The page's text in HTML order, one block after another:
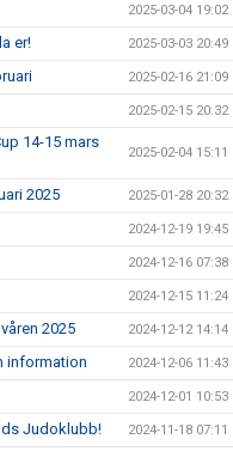
2025-03-04 19:02
er! 2025-03-03 20:49
2025-02-16 21:09
2025-02-15 20:32
14-15 mars
2025-02-04 15:11
2025 2025-01-28 20:32
2024-12-19 19:45
2024-12-16 07:38
2024-12-15 11:24
2025 2024-12-12 14:14
information 2024-12-06 11:43
2024-12-01 10:53
Judoklubb! 2024-11-18 07:11